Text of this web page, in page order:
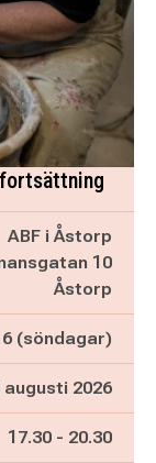
ABF i Åstorp
10
Åstorp
6 (söndagar)
augusti 2026
Pågår mellan
17.30 - och
20.30